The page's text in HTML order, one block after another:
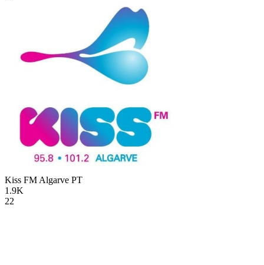
Kiss FM Algarve PT
1.9K
22